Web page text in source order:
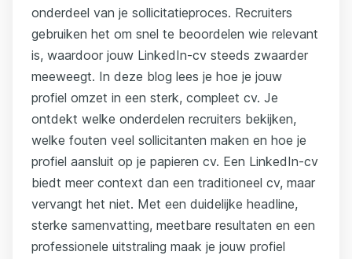
onderdeel van je sollicitatieproces. Recruiters
gebruiken het om snel te beoordelen wie relevant
is, waardoor jouw LinkedIn-cv steeds zwaarder
meeweegt. In deze blog lees je hoe je jouw
profiel omzet in een sterk, compleet cv. Je
ontdekt welke onderdelen recruiters bekijken,
welke fouten veel sollicitanten maken en hoe je
profiel aansluit op je papieren cv. Een LinkedIn-cv
biedt meer context dan een traditioneel cv, maar
vervangt het niet. Met een duidelijke headline,
sterke samenvatting, meetbare resultaten en een
professionele uitstraling maak je jouw profiel